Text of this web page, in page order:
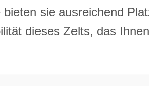
sie ausreichend
dieses Zelts, das